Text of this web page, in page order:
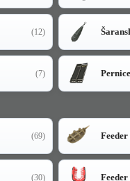
(12)
(7)
(69)
(30)